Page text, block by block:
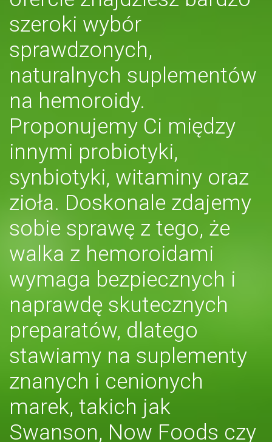
szeroki wybór
sprawdzonych,
naturalnych suplementów
na hemoroidy.
Proponujemy Ci między
innymi probiotyki,
synbiotyki, witaminy oraz
zioła. Doskonale zdajemy
sobie sprawę z tego, że
walka z hemoroidami
wymaga bezpiecznych i
naprawdę skutecznych
preparatów, dlatego
stawiamy na suplementy
znanych i cenionych
marek, takich jak
Swanson, Now Foods czy